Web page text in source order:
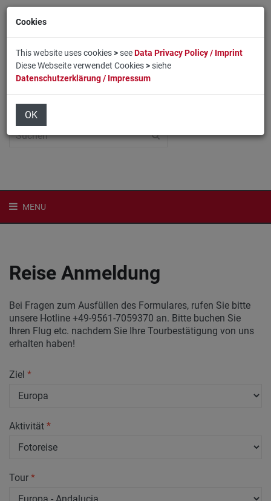
Home
MENU
Reise Anmeldung
Bei Fragen zum Ausfüllen des Formulares, rufen Sie bitte
unsere Hotline +49-9561-7059370 an. Bitte buchen Sie
Ihren Flug etc. nachdem Sie Ihre Tourbestätigung von uns
erhalten haben!
Ziel *
Aktivität *
Tour *
Cookies
This website uses cookies>seeData Privacy Policy / Imprint
Diese Webseite verwendet Cookies>siehe
Datenschutzerklärung / Impressum
OK